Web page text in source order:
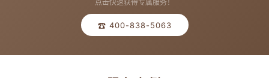
点击快速获得专属服务！
☎ 400-838-5063